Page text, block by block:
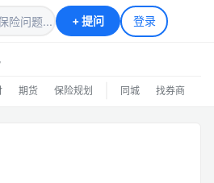
+提问 登录
期货 保险规划 同城 找券商